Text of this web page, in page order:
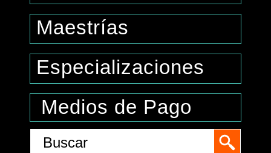
Maestrías
Especializaciones
Medios de Pago